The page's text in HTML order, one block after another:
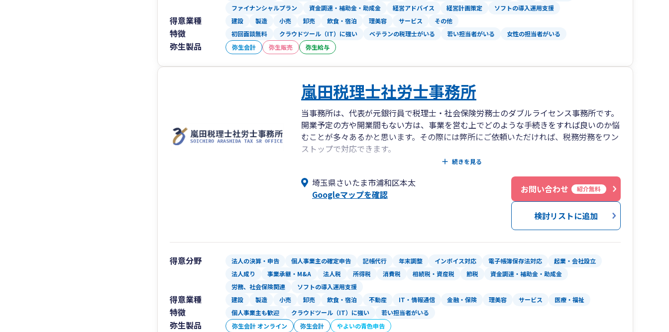
ファイナンシャルプラン
資金調達・補助金・助成金 経営アドバイス 経営計画策定 ソフトの導入運用支援
得意業種 建設 製造 小売 卸売 飲食・宿泊 理美容 サービス その他
特徴 初回面談無料 クラウドツール（IT）に強い ベテランの税理士がいる 若い担当者がいる 女性の担当者がいる
弥生製品 弥生会計 弥生販売 弥生給与
嵐田税理士社労士事務所
当事務所は、代表が元銀行員で税理士・社会保険労務士のダブルライセンス事務所です。
開業予定の方や開業間もない方は、事業を営む上でどのような手続きをすれば良いのか悩
むことが多々あるかと思います。その際には弊所にご依頼いただければ、税務労務をワン
ストップで対応できます。
また、代表は金融機関出身であるため、税務労務だけでなく資金繰りやライフプランニン
まずは、お気軽にご相談ください。
続きを見る
埼玉県さいたま市浦和区本太
Googleマップを確認
お問い合わせ 紹介無料
検討リストに追加
得意分野 法人の決算・申告 個人事業主の確定申告 記帳代行 年末調整 インボイス対応 電子帳簿保存法対応
起業・会社設立
法人成り
事業承継・M&A 法人税 所得税 消費税 相続税・資産税 節税
資金調達・補助金・助成金
労務、社会保険関連
ソフトの導入運用支援
得意業種 建設 製造 小売 卸売 飲食・宿泊 不動産 IT・情報通信 金融・保険 理美容 サービス 医療・福祉
特徴 個人事業主も歓迎 クラウドツール（IT）に強い 若い担当者がいる
弥生製品 弥生会計 オンライン 弥生会計 やよいの青色申告